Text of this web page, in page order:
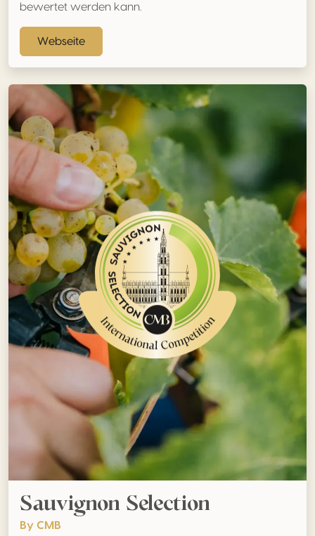
bewertet werden kann.
Webseite
Sauvignon Selection
By CMB